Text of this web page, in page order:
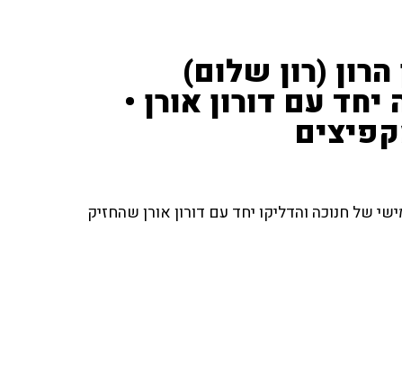
(רון שלום)
עם דורון אורן •
של חנוכה והדליקו יחד עם דורון אורן שהחזיק